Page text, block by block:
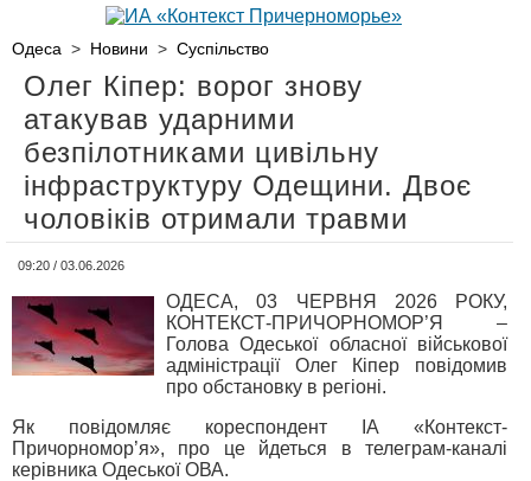
Одеса > Новини > Суспільство
Олег Кіпер: ворог знову
атакував ударними
безпілотниками цивільну
інфраструктуру Одещини. Двоє
чоловіків отримали травми
09:20 / 03.06.2026
ОДЕСА, 03 ЧЕРВНЯ 2026 РОКУ,
КОНТЕКСТ-ПРИЧОРНОМОР’Я –
Голова Одеської обласної військової
адміністрації Олег Кіпер повідомив
про обстановку в регіоні.
Як повідомляє кореспондент ІА «Контекст-
Причорномор’я», про це йдеться в телеграм-каналі
керівника Одеської ОВА.